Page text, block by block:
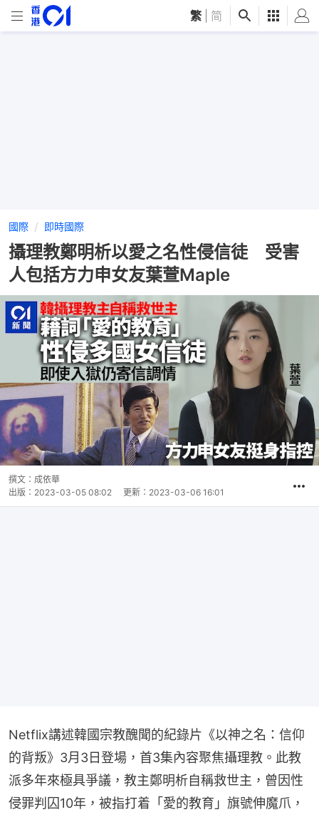
繁 简
國際 即時國際
攝理教鄭明析以愛之名性侵信徒 受害
人包括方力申女友葉萱Maple
撰文： 成依華
出版： 2023-03-05 08:02 更新： 2023-03-06 16:01
Netflix講述韓國宗教醜聞的紀錄片《以神之名：信仰
的背叛》3月3日登場，首3集內容聚焦攝理教。此教
派多年來極具爭議，教主鄭明析自稱救世主，曾因性
侵罪判囚10年，被指打着「愛的教育」旗號伸魔爪，